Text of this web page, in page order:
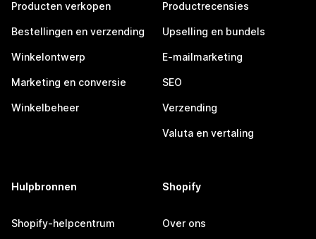
Producten verkopen
Bestellingen en verzending
Winkelontwerp
Marketing en conversie
Winkelbeheer
Productrecensies
Upselling en bundels
E-mailmarketing
SEO
Verzending
Valuta en vertaling
Hulpbronnen
Shopify-helpcentrum
Shopify
Over ons